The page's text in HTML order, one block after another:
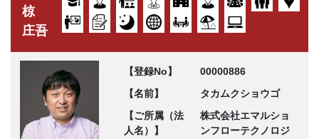
椋
庄吾
【登録No】
00000886
【名前】
タカムクショウゴ
【ご所属（法
人名）】
株式会社エマルショ
ンフローテクノロジ